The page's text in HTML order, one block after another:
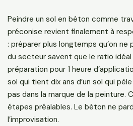
Peindre un sol en béton comme
préconise revient finalement à
: préparer plus longtemps qu’on ne
du secteur savent que le ratio
préparation pour 1 heure
sol qui tient dix ans d’un sol qui
pas dans la marque de la peinture.
étapes préalables. Le béton ne
l’improvisation.